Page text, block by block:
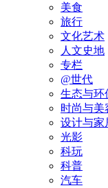
美食
旅行
文化艺术
人文史地
专栏
@世代
生态与环
时尚与美
设计与家
光影
科玩
科普
汽车